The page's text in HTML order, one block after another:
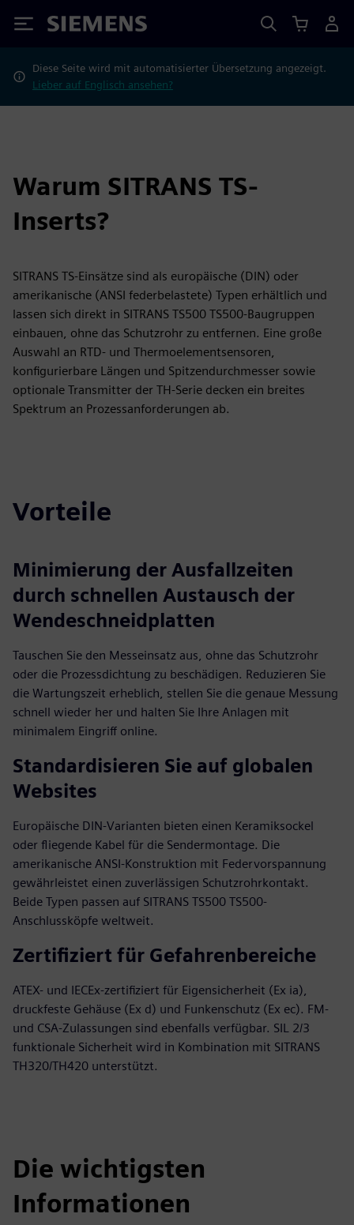
Siemens
Diese Seite wird mit automatisierter Übersetzung angezeigt.
Lieber auf Englisch ansehen?
Warum SITRANS TS-
Inserts?
SITRANS TS-Einsätze sind als europäische (DIN) oder
amerikanische (ANSI federbelastete) Typen erhältlich und
lassen sich direkt in SITRANS TS500 TS500-Baugruppen
einbauen, ohne das Schutzrohr zu entfernen. Eine große
Auswahl an RTD- und Thermoelementsensoren,
konfigurierbare Längen und Spitzendurchmesser sowie
optionale Transmitter der TH-Serie decken ein breites
Spektrum an Prozessanforderungen ab.
Vorteile
Minimierung der Ausfallzeiten
durch schnellen Austausch der
Wendeschneidplatten
Tauschen Sie den Messeinsatz aus, ohne das Schutzrohr
oder die Prozessdichtung zu beschädigen. Reduzieren Sie
die Wartungszeit erheblich, stellen Sie die genaue Messung
schnell wieder her und halten Sie Ihre Anlagen mit
minimalem Eingriff online.
Standardisieren Sie auf globalen
Websites
Europäische DIN-Varianten bieten einen Keramiksockel
oder fliegende Kabel für die Sendermontage. Die
amerikanische ANSI-Konstruktion mit Federvorspannung
gewährleistet einen zuverlässigen Schutzrohrkontakt.
Beide Typen passen auf SITRANS TS500 TS500-
Anschlussköpfe weltweit.
Zertifiziert für Gefahrenbereiche
ATEX- und IECEx-zertifiziert für Eigensicherheit (Ex ia),
druckfeste Gehäuse (Ex d) und Funkenschutz (Ex ec). FM-
und CSA-Zulassungen sind ebenfalls verfügbar. SIL 2/3
funktionale Sicherheit wird in Kombination mit SITRANS
TH320/TH420 unterstützt.
Die wichtigsten
Informationen